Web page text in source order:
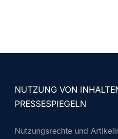
NUTZUNG VON
PRESSESPIEGELN
Nutzungsrechte und